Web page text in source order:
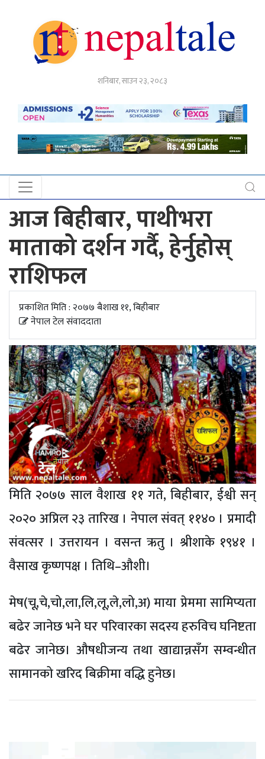
शनिबार, साउन २३, २०८३
अर्थ
नेपाल
प्रदेश
खबर
अन्तर्राष्ट्रिय
युके
अपडेट
खेलकुद
स्वास्थ्य/
जिबनशैली
आज बिहीबार, पाथीभरा
माताको दर्शन गर्दै, हेर्नुहोस्
राशिफल
प्रकाशित मिति : २०७७ बैशाख ११, बिहीबार
नेपाल टेल संवाददाता
मिति २०७७ साल वैशाख ११ गते, बिहीबार, ईश्वी सन्
२०२० अप्रिल २३ तारिख । नेपाल संवत् ११४० । प्रमादी
संवत्सर । उत्तरायन । वसन्त ऋतु । श्रीशाके १९४१ ।
वैसाख कृष्णपक्ष । तिथि–औशी।
मेष(चू,चे,चो,ला,लि,लू,ले,लो,अ) माया प्रेममा सामिप्यता
बढेर जानेछ भने घर परिवारका सदस्य हरुविच घनिष्टता
बढेर जानेछ। औषधीजन्य तथा खाद्यान्नसँग सम्वन्धीत
सामानको खरिद बिक्रीमा वद्धि हुनेछ।